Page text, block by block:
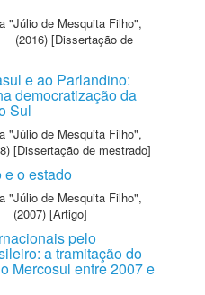
"Júlio de Mesquita Filho",
(2016) [Dissertação de
e ao Parlandino:
democratização da
Sul
"Júlio de Mesquita Filho",
[Dissertação de mestrado]
o estado
"Júlio de Mesquita Filho",
(2007) [Artigo]
pelo
a tramitação do
Mercosul entre 2007 e